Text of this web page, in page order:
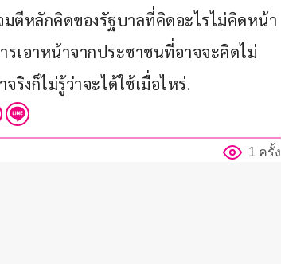
ตีหลักคิดของรัฐบาลที่คิดอะไรไม่คิดหน้า
รเอาหน้าจากประชาชนที่อาจจะคิดไม่
ริงก็ไม่รู้ว่าจะได้ใช้เมื่อไหร่.
1 ครั้ง